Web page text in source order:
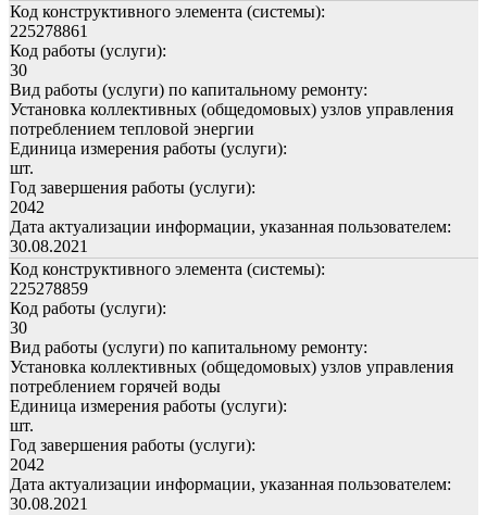
Код конструктивного элемента (системы):
225278861
Код работы (услуги):
30
Вид работы (услуги) по капитальному ремонту:
Установка коллективных (общедомовых) узлов управления
потреблением тепловой энергии
Единица измерения работы (услуги):
шт.
Год завершения работы (услуги):
2042
Дата актуализации информации, указанная пользователем:
30.08.2021
Код конструктивного элемента (системы):
225278859
Код работы (услуги):
30
Вид работы (услуги) по капитальному ремонту:
Установка коллективных (общедомовых) узлов управления
потреблением горячей воды
Единица измерения работы (услуги):
шт.
Год завершения работы (услуги):
2042
Дата актуализации информации, указанная пользователем:
30.08.2021